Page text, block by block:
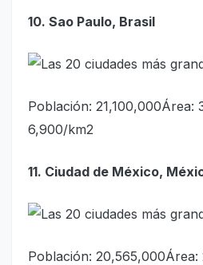
10. Sao Paulo, Brasil
Población: 21,100,000Área:
6,900/km2
11. Ciudad de México,
Población: 20,565,000Área: